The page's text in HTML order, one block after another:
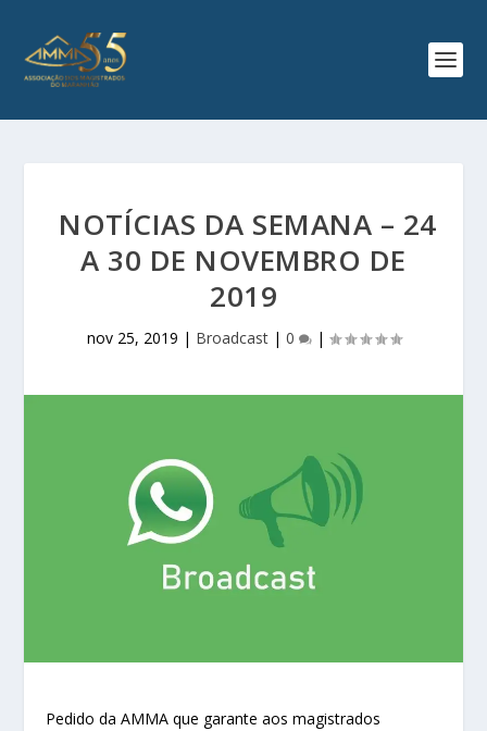
NOTÍCIAS DA SEMANA – 24
A 30 DE NOVEMBRO DE
2019
nov 25, 2019 | Broadcast| 0 |
Pedido da AMMA que garante aos magistrados